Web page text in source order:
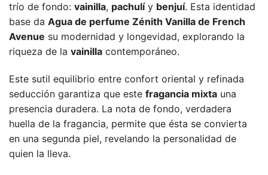
trío de fondo: vainilla, pachulíy benjuí. Esta identidad
base da Agua de perfume Zénith Vanilla de French
Avenue su modernidad y longevidad, explorando la
riqueza de la vainilla contemporáneo.
Este sutil equilibrio entre confort oriental y refinada
seducción garantiza que este fragancia mixta una
presencia duradera. La nota de fondo, verdadera
huella de la fragancia, permite que ésta se convierta
en una segunda piel, revelando la personalidad de
quien la lleva.